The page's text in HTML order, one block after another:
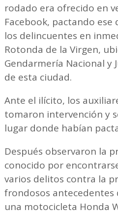
rodado era ofrecido en
Facebook, pactando
los delincuentes en
Rotonda de la Virgen,
Gendarmería Nacional y
de esta ciudad.
Ante el ilícito, los
tomaron intervención y
lugar donde habían
Después observaron la
conocido por
varios delitos contra la
frondosos antecedentes
una motocicleta Honda